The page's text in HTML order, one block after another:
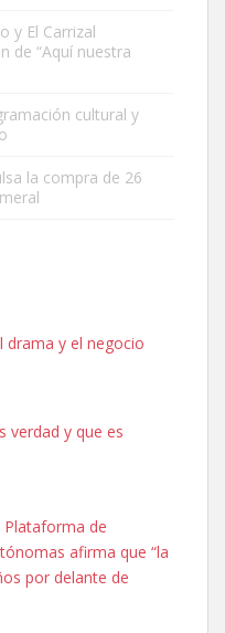
hace menos de un mes,
Y LOPEZ
PERDIDO HOY
MUY ASUSTADIZO
y El Carrizal
de “Aquí nuestra
cultural y
la compra de 26
drama y el negocio
verdad y que es
Plataforma de
afirma que “la
por delante de